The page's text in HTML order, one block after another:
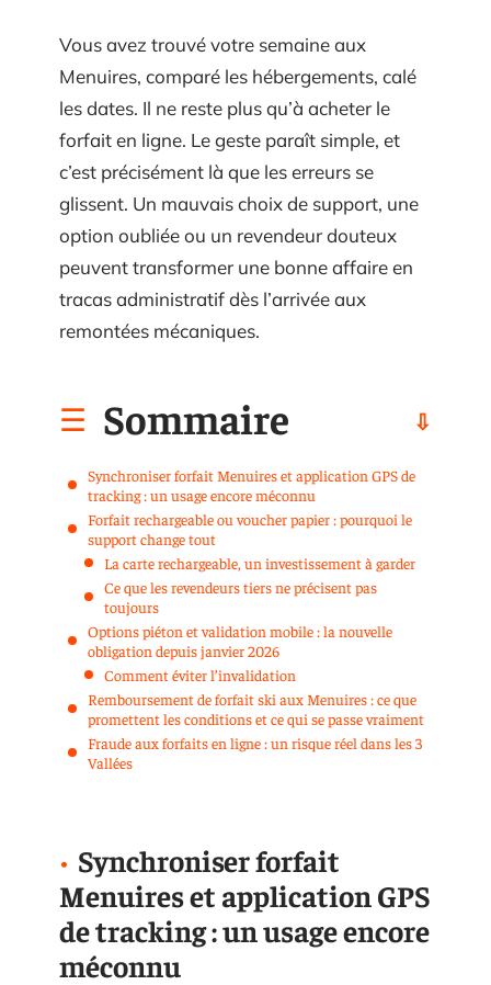
Vous avez trouvé votre semaine aux
Menuires, comparé les hébergements, calé
les dates. Il ne reste plus qu’à acheter le
forfait en ligne. Le geste paraît simple, et
c’est précisément là que les erreurs se
glissent. Un mauvais choix de support, une
option oubliée ou un revendeur douteux
peuvent transformer une bonne affaire en
tracas administratif dès l’arrivée aux
remontées mécaniques.
Sommaire
Synchroniser forfait Menuires et application GPS de
tracking : un usage encore méconnu
Forfait rechargeable ou voucher papier : pourquoi le
support change tout
La carte rechargeable, un investissement à garder
Ce que les revendeurs tiers ne précisent pas
toujours
Options piéton et validation mobile : la nouvelle
obligation depuis janvier 2026
Comment éviter l’invalidation
Remboursement de forfait ski aux Menuires : ce que
promettent les conditions et ce qui se passe vraiment
Fraude aux forfaits en ligne : un risque réel dans les 3
Vallées
Synchroniser forfait
Menuires et application GPS
de tracking : un usage encore
méconnu